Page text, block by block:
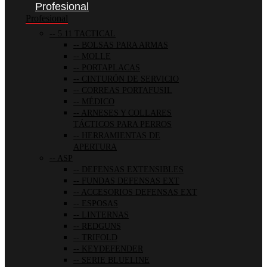
Profesional
Profesional
5.11 TACTICAL
BOLSAS PARA ARMAS
MOLLE
PORTAPLACAS
CINTURÓN DE SERVICIO
CORREAS PORTAFUSIL
MÉDICO
ARNESES Y COLLARES
TÁCTICOS PARA PERROS
HERRAMIENTAS DE
APERTURA
ASP
DEFENSAS EXTENSIBLES
FUNDAS DEFENSAS EXT
ACCESORIOS DEFENSAS EXT
ESPOSAS
LINTERNAS
REDGUNS
TRIFOLD
KEYDEFENDER
SERIE BLUELINE